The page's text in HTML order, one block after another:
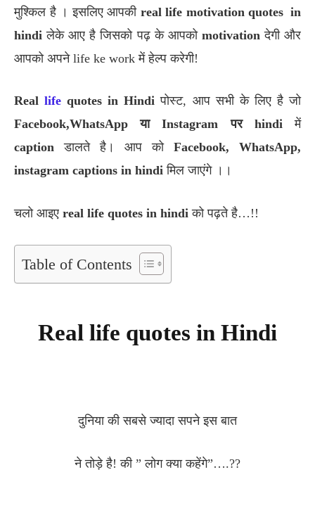
मुश्किल है । इसलिए आपकी real life motivation quotes in
hindi लेके आए है जिसको पढ़ के आपको motivation देगी और
आपको अपने life ke work में हेल्प करेगी!
Reallife quotes in Hindi पोस्ट, आप सभी के लिए है जो
Facebook,WhatsApp या Instagram पर hindiमें
caption डालते है। आप को Facebook, WhatsApp,
instagram captions in hindi मिल जाएंगे ।।
चलो आइए real life quotes in hindi को पढ़ते है…!!
Table of Contents
Real life quotes in Hindi
दुनिया की सबसे ज्यादा सपने इस बात
ने तोड़े है! की ” लोग क्या कहेंगे”….??